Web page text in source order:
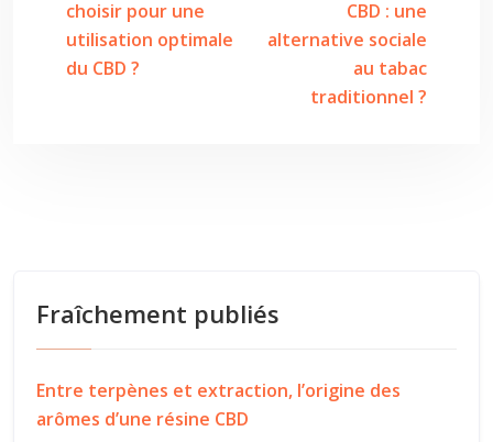
choisir pour une
utilisation optimale
du CBD ?
CBD : une
alternative sociale
au tabac
traditionnel ?
Fraîchement publiés
Entre terpènes et extraction, l’origine des
arômes d’une résine CBD